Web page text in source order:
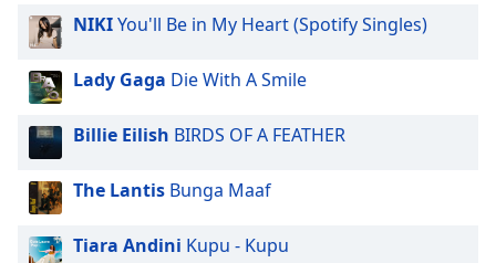
NIKIYou'll Be in My Heart (Spotify Singles)
Lady Gaga Die With A Smile
Billie Eilish BIRDS OF A FEATHER
The Lantis Bunga Maaf
Tiara Andini Kupu - Kupu